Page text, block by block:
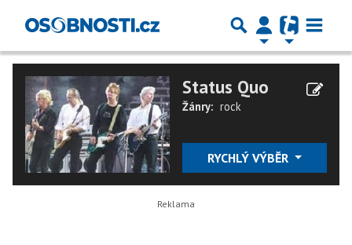
Status Quo
Žánry: rock
RYCHLÝ VÝBĚR